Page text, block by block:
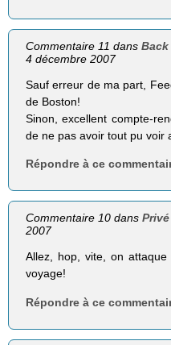
Commentaire 11 dansBack
4 décembre 2007
Sauf erreur de ma part,
de Boston!
Sinon, excellent compte-
de ne pas avoir tout pu voir
Répondre à ce
Commentaire 10 dans
2007
Allez, hop, vite, on
voyage!
Répondre à ce